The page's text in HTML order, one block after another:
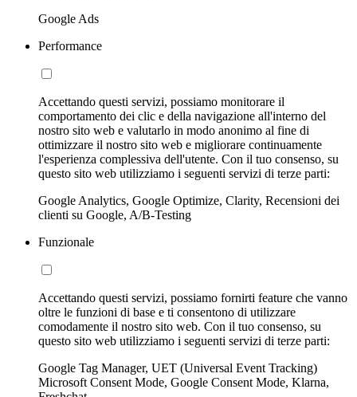
Google Ads
Performance
Accettando questi servizi, possiamo monitorare il
comportamento dei clic e della navigazione all'interno del
nostro sito web e valutarlo in modo anonimo al fine di
ottimizzare il nostro sito web e migliorare continuamente
l'esperienza complessiva dell'utente. Con il tuo consenso, su
questo sito web utilizziamo i seguenti servizi di terze parti:
Google Analytics, Google Optimize, Clarity, Recensioni dei
clienti su Google, A/B-Testing
Funzionale
Accettando questi servizi, possiamo fornirti feature che vanno
oltre le funzioni di base e ti consentono di utilizzare
comodamente il nostro sito web. Con il tuo consenso, su
questo sito web utilizziamo i seguenti servizi di terze parti:
Google Tag Manager, UET (Universal Event Tracking)
Microsoft Consent Mode, Google Consent Mode, Klarna,